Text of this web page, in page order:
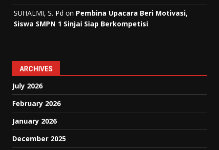
SUHAEMI, S. Pd on Pembina Upacara Beri Motivasi,
Siswa SMPN 1 Sinjai Siap Berkompetisi
ARCHIVES
July 2026
February 2026
January 2026
December 2025